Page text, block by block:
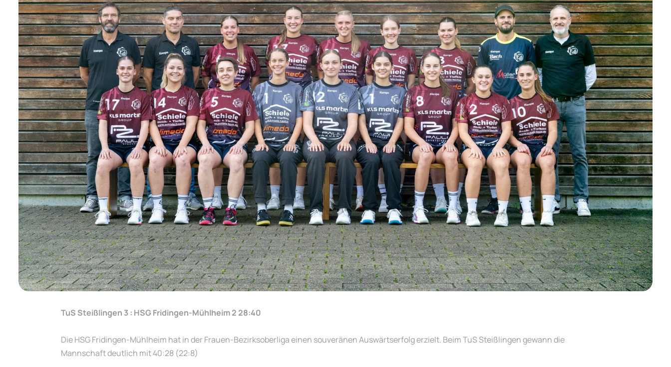
TuS Steißlingen 3 : HSG Fridingen-Mühlheim 2 28:40
Die HSG Fridingen-Mühlheim hat in der Frauen-Bezirksoberliga einen souveränen Auswärtserfolg erzielt. Beim TuS Steißlingen gewann die
Mannschaft deutlich mit 40:28 (22:8)